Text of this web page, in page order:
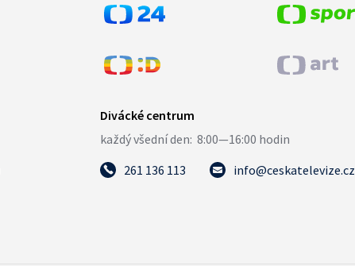
261 136 113 info@ceskatelevize.cz